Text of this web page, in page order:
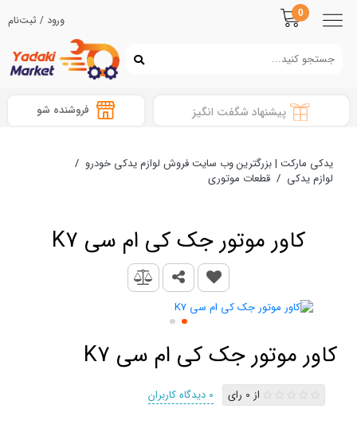
0 ورود / ثبت‌نام
پیشنهاد شگفت انگیز فروشنده شو
یدکی مارکت | بزرگترین وب سایت فروش لوازم یدکی خودرو /
لوازم یدکی / قطعات موتوری
کاور موتور جک کی ام سی K7
کاور موتور جک کی ام سی K7
از 0 رای 0 دیدگاه کاربران